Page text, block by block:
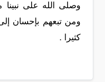
وصلى الله على
ومن تبعهم بإحسان
كثيرا .